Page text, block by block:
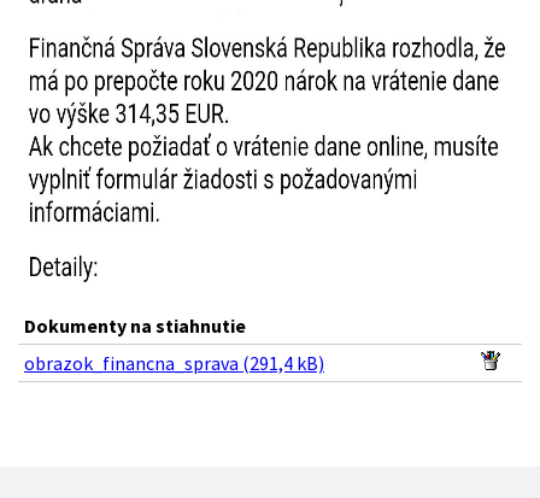
Dokumenty na stiahnutie
obrazok_financna_sprava (291,4 kB)